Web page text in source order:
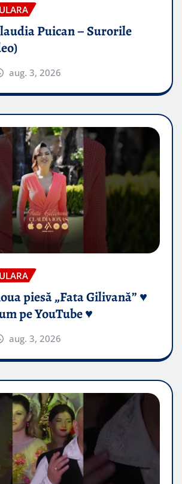
Puican – Surorile
aug. 3, 2026
piesă „Fata Gilivană” ♥️
pe YouTube ♥️
aug. 3, 2026